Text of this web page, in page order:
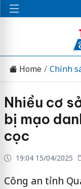
Home Chính
Nhiều cơ
bị mạo
cọc
19:04 15/04/2025
Công an tỉnh